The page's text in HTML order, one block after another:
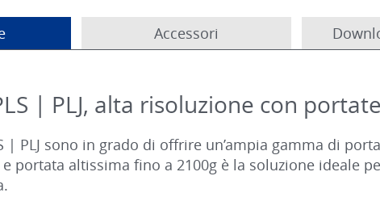
Accessori
| PLJ, alta risoluzione con
| PLJ sono in grado di offrire un’ampia gamma di
portata altissima fino a 2100g è la soluzione ideale